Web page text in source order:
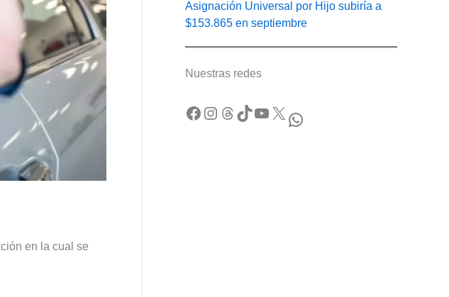
en la cual se
Asignación Universal por Hijo subiría a
$153.865 en septiembre
Nuestras redes
Facebook Instagram Threads TikTok YouTube X WhatsApp